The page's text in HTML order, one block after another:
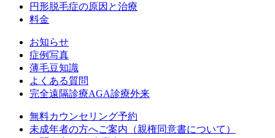
円形脱毛症の原因と治療
料金
お知らせ
症例写真
薄毛豆知識
よくある質問
完全遠隔診療AGA診療外来
無料カウンセリング予約
未成年者の方へご案内（親権同意書について）